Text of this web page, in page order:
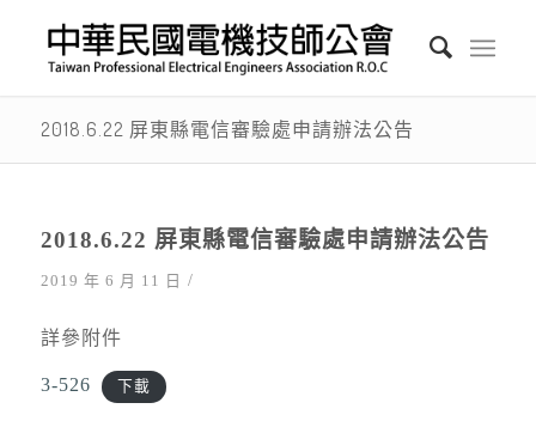
2018.6.22 屏東縣電信審驗處申請辦法公告
2018.6.22 屏東縣電信審驗處申請辦法公告
2019 年 6 月 11 日 /
詳參附件
3-526 下載